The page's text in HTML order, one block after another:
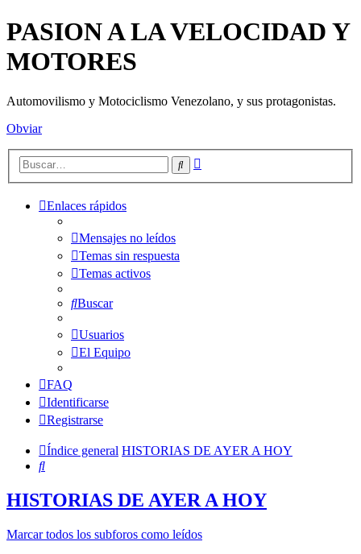
PASION A LA VELOCIDAD Y
MOTORES
Automovilismo y Motociclismo Venezolano, y sus protagonistas.
Obviar
Buscar
Enlaces rápidos
Mensajes no leídos
Temas sin respuesta
Temas activos
Buscar
Usuarios
El Equipo
FAQ
Identificarse
Registrarse
Índice general HISTORIAS DE AYER A HOY
Buscar
HISTORIAS DE AYER A HOY
Marcar todos los subforos como leídos